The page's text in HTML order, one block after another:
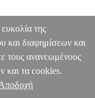
της
και διαφημίσεων και
τους ανανεωμένους
και τα cookies.